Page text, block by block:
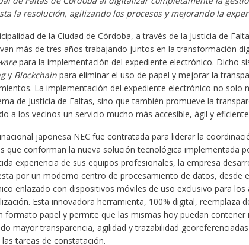
la resolución, agilizando los procesos y mejorando la
de la Ciudad de Córdoba, a través de la Justicia de
más de tres años trabajando juntos en la transformación
para la implementación del expediente electrónico. Dicho
y Blockchainpara eliminar el uso de papel y mejorar la
La implementación del expediente electrónico no solo
de Justicia de Faltas, sino que también promueve la
a los vecinos un servicio mucho más accesible, ágil y
japonesa NEC fue contratada para liderar la
que conforman la nueva solución tecnológica implementada
experiencia de sus equipos profesionales, la empresa
por un moderno centro de procesamiento de datos, desde
enlazado con dispositivos móviles de uso exclusivo para los
Esta innovadora herramienta, 100% digital, reemplaza
formato papel y permite que las mismas hoy puedan contener
mayor transparencia, agilidad y trazabilidad
las tareas de constatación.